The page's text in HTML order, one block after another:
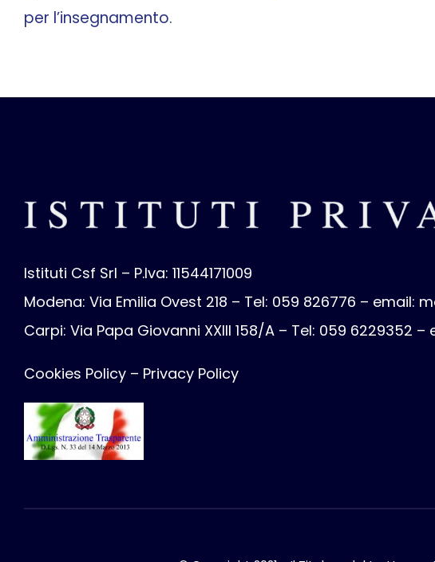
per l’insegnamento.
Istituti Csf Srl – P.Iva: 11544171009
Modena: Via Emilia Ovest 218 – Tel: 059 826776 – email:
Carpi: Via Papa Giovanni XXIII 158/A – Tel: 059 6229352 –
Cookies Policy– Privacy Policy